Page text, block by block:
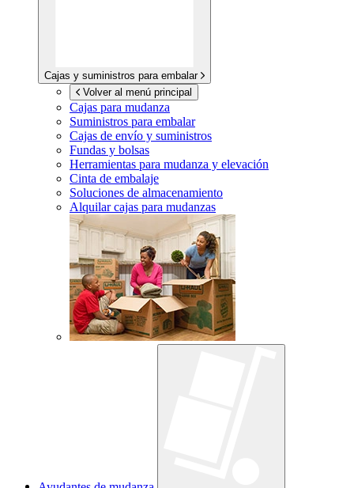
Cajas y suministros para embalar
Volver al menú principal
Cajas para mudanza
Suministros para embalar
Cajas de envío y suministros
Fundas y bolsas
Herramientas para mudanza y elevación
Cinta de embalaje
Soluciones de almacenamiento
Alquilar cajas para mudanzas